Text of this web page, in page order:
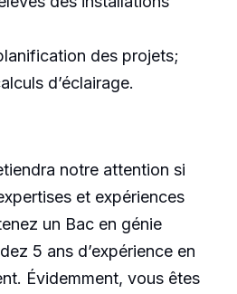
des projets;
d’éclairage.
notre attention si
et expériences
un Bac en génie
5 ans d’expérience en
Évidemment, vous êtes